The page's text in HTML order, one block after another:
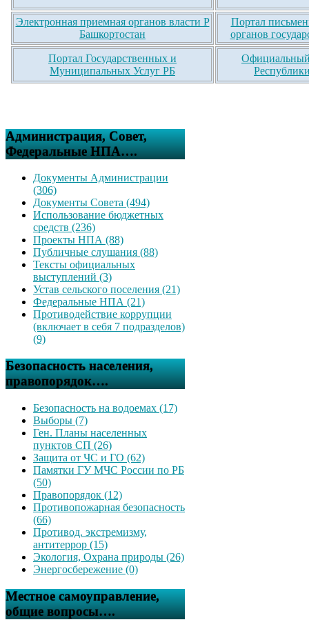
Электронная приемная органов власти Р
Башкортостан
Портал
органов
Портал Государственных и
Муниципальных Услуг РБ
Официальный
Администрация, Совет,
Федеральные НПА….
Документы Администрации
(306)
Документы Совета (494)
Использование бюджетных
средств (236)
Проекты НПА (88)
Публичные слушания (88)
Тексты официальных
выступлений (3)
Устав сельского поселения (21)
Федеральные НПА (21)
Противодействие коррупции
(включает в себя 7 подразделов)
(9)
Безопасность населения,
правопорядок….
Безопасность на водоемах (17)
Выборы (7)
Ген. Планы населенных
пунктов СП (26)
Защита от ЧС и ГО (62)
Памятки ГУ МЧС России по РБ
(50)
Правопорядок (12)
Противопожарная безопасность
(66)
Противод. экстремизму,
антитеррор (15)
Экология, Охрана природы (26)
Энергосбережение (0)
Местное самоуправление,
общие вопросы….